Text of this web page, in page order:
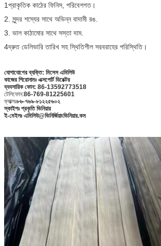
1প্রাকৃতিক কাঠের ফিনিস, পরিবেশগত।
2. সুন্দর শস্যের সাথে অভিন্ন বাদামী রঙ.
3. ভাল কাঠামোর সাথে সস্তা দাম.
4দ্রুত ডেলিভারি তারিখ সহ স্থিতিশীল সরবরাহের পরিস্থিতি।
যোগাযোগের ব্যক্তি: মিসেস এমিলিউ
কাজের শিরোনামঃ এক্সপোর্ট ডিরেক্টর
ব্যবসায়িক ফোন: 86-13592773518
টেলিফোন:86-769-81225601
ফ্যাক্সঃ৮৬-৭৬৯-৮১২২৫৬০২
স্কাইপঃ প্রকৃতি ভিনিয়ার
ই-মেইলঃ এমিলিউ@ভিনির্জিয়াংভিনিয়ার.কম